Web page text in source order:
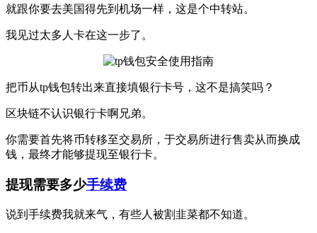
就跟你要去美国得先到机场一样，这是个中转站。
我见过太多人卡在这一步了。
把币从tp钱包转出来直接填银行卡号，这不是搞笑吗？
区块链不认识银行卡啊兄弟。
你需要首先将币转移至交易所，于交易所进行售卖从而换成
钱，最终才能够提现至银行卡。
提现需要多少手续费
说到手续费我就来气，有些人被割韭菜都不知道。